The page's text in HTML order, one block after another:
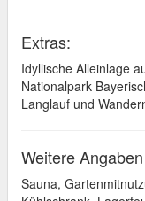
Extras:
Idyllische Alleinlage
Nationalpark
Langlauf und
Weitere
Sauna,